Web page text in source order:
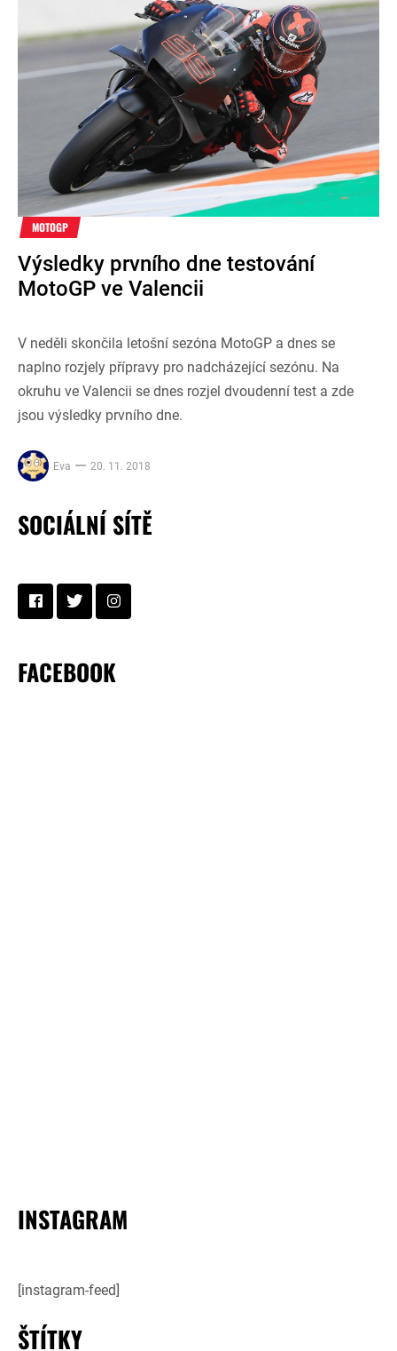
MOTOGP
Výsledky prvního dne testování
MotoGP ve Valencii
V neděli skončila letošní sezóna MotoGP a dnes se
naplno rozjely přípravy pro nadcházející sezónu. Na
okruhu ve Valencii se dnes rozjel dvoudenní test a zde
jsou výsledky prvního dne.
Eva 20. 11. 2018
SOCIÁLNÍ SÍTĚ
FACEBOOK
INSTAGRAM
[instagram-feed]
ŠTÍTKY